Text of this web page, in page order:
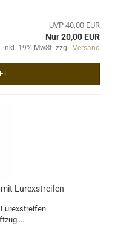
UVP 40,00 EUR
Nur 20,00 EUR
inkl. 19% MwSt. zzgl. Versand
mit Lurexstreifen
...